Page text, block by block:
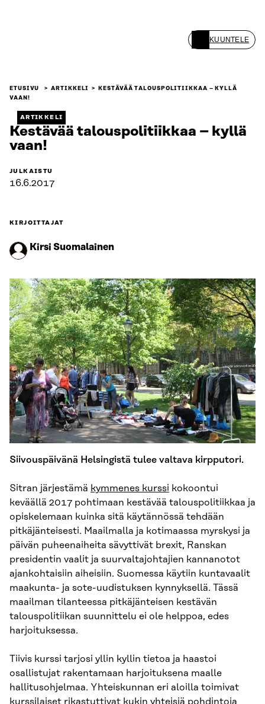
KUUNTELE
ETUSIVU ARTIKKELI
KESTÄVÄÄ TALOUS­POLITIIKKAA – KYLLÄ
VAAN!
ARTIKKELI
Kestävää talous­politiikkaa – kyllä
vaan!
JULKAISTU
16.6.2017
KIRJOITTAJAT
Kirsi Suomalainen
Siivouspäivänä Helsingistä tulee valtava kirpputori.
Sitran järjestämä kymmenes kurssi kokoontui
keväällä 2017 pohtimaan kestävää talouspolitiikkaa ja
opiskelemaan kuinka sitä käytännössä tehdään
pitkäjänteisesti. Maailmalla ja kotimaassa myrskysi ja
päivän puheenaiheita sävyttivät brexit, Ranskan
presidentin vaalit ja suurvaltajohtajien kannanotot
ajankohtaisiin aiheisiin. Suomessa käytiin kuntavaalit
maakunta- ja sote-uudistuksen kynnyksellä. Tässä
maailman tilanteessa pitkäjänteisen kestävän
talouspolitiikan suunnittelu ei ole helppoa, edes
harjoituksessa.
Tiivis kurssi tarjosi yllin kyllin tietoa ja haastoi
osallistujat rakentamaan harjoituksena maalle
hallitusohjelmaa. Yhteiskunnan eri aloilla toimivat
kurssilaiset rikastuttivat kukin yhteisiä pohdintoja